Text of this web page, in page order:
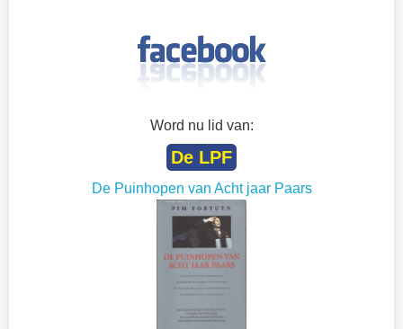
Word nu lid van:
De LPF
De Puinhopen van Acht jaar Paars